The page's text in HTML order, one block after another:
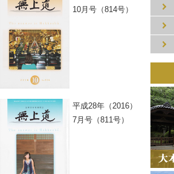
10月号（814号）
平成28年（2016）
7月号（811号）